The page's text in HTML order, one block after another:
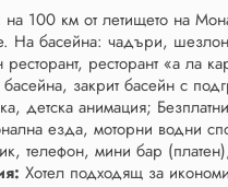
на 100 км от летището на
На басейна: чадъри,
ресторант, ресторант «а ла
басейна, закрит басейн с
детска анимация;
езда, моторни водни
телефон, мини бар
Хотел подходящ за